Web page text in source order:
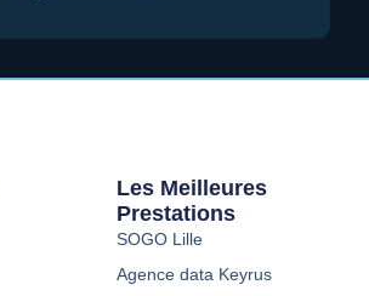
Les Meilleures
Prestations
SOGO Lille
Agence data Keyrus